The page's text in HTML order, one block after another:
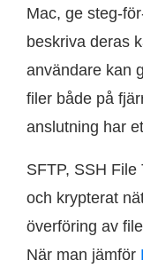
Mac, ge steg-
beskriva deras
användare kan
filer både på
anslutning har
SFTP, SSH
och krypterat
överföring av
När man jämför